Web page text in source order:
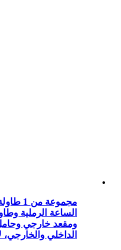
الساعة الرملية
ومقعد خارجي
الداخلي والخارجي،